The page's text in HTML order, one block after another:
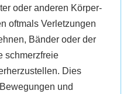
oder anderen Körper-
oftmals Verletzungen
Bänder oder der
schmerzfreie
Dies
und